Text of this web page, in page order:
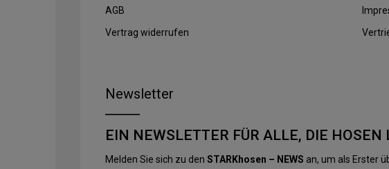
AGB
Vertrag widerrufen
Newsletter
EIN NEWSLETTER FÜR ALLE, DIE HOSEN
Melden Sie sich zu den STARKhosen – NEWS an, um als Erster